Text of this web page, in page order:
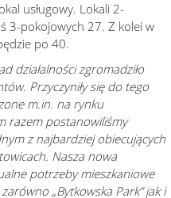
usługowy. Lokali 2-
3-pokojowych 27. Z kolei w
po 40.
działalności zgromadziło
Przyczyniły się do tego
m.in. na rynku
razem postanowiliśmy
z najbardziej obiecujących
Nasza nowa
potrzeby mieszkaniowe
„Bytkowska Park” jak i